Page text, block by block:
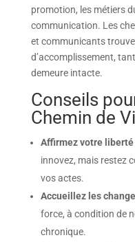
promotion, les métiers
communication. Les
et communicants
d’accomplissement,
demeure intacte.
Conseils
Chemin de
Affirmez votre
innovez, mais restez
vos actes.
Accueillez les
force, à condition de
chronique.